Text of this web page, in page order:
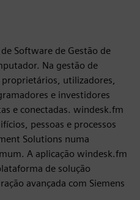
Software de Gestão de
Na gestão de
utilizadores,
e investidores
e conectadas. windesk.fm
pessoas e processos
Solutions numa
A aplicação windesk.fm
de solução
avançada com Siemens